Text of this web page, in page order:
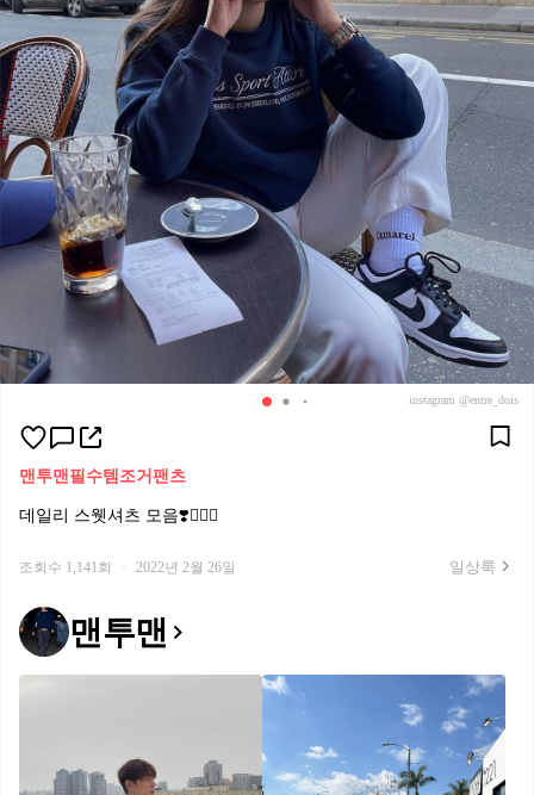
instagram @entre_dois
맨투맨필수템 조거팬츠
데일리 스웻셔츠 모음❣️🏃🏻‍♀️
조회수 1,141회 · 2022년 2월 26일 일상룩
맨투맨